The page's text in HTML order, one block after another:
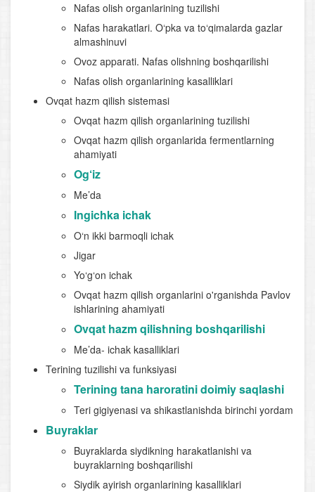
Nafas olish organlarining tuzilishi
Nafas harakatlari. O‘pka va to‘qimalarda gazlar
almashinuvi
Ovoz apparati. Nafas olishning boshqarilishi
Nafas olish organlarining kasalliklari
Ovqat hazm qilish sistemasi
Ovqat hazm qilish organlarining tuzilishi
Ovqat hazm qilish organlarida fermentlarning
ahamiyati
Og‘iz
Me’da
Ingichka ichak
O‘n ikki barmoqli ichak
Jigar
Yo‘g‘on ichak
Ovqat hazm qilish organlarini o'rganishda Pavlov
ishlarining ahamiyati
Ovqat hazm qilishning boshqarilishi
Me’da- ichak kasalliklari
Terining tuzilishi va funksiyasi
Terining tana haroratini doimiy saqlashi
Teri gigiyenasi va shikastlanishda birinchi yordam
Buyraklar
Buyraklarda siydikning harakatlanishi va
buyraklarning boshqarilishi
Siydik ayirish organlarining kasalliklari